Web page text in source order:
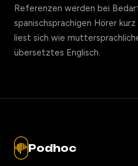
Referenzen werden bei
spanischsprachigen Hörer
liest sich wie
übersetztes Englisch.
Podhoc